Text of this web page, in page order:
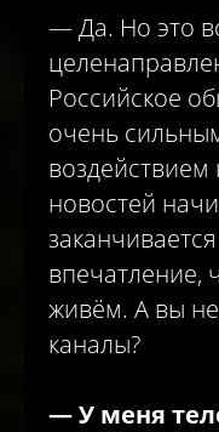
— Да. Но это
Российское
очень
новостей
впечатление,
живём. А вы
каналы?
—У меня